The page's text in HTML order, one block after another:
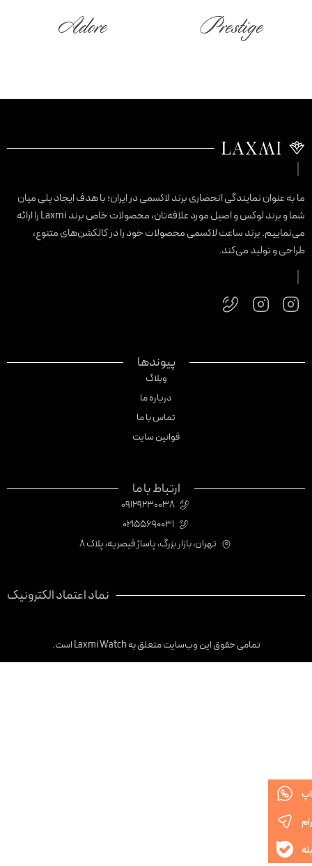
Prestige
Adore
به عنوان نمایندگی انحصاری برند لاکسمی در ایران؛ با هدف ایجاد پلی میان
شما و برند لوکس و اصیل مورد علاقه‌تان، محصولات خاص برند Laxmi را ارائه
برند ساعت لاکسمی محصولات خود را در کالکشن‌های متنوع،
و تولید می‌کند.
پیوندها
وبلاگ
درباره ما
تماس با ما
قوانین سایت
ارتباط با ما
09129230038
02155690031
تهران، بازار بزرگ، پاساژ قیصریه، پلاک 8
نماد اعتماد الکترونیک
تمامی حقوق این وب‌سایت متعلق به Laxmi Watch است.